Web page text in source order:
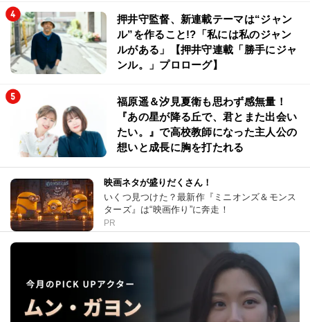
押井守監督、新連載テーマは“ジャン
ル”を作ること!?「私には私のジャン
ルがある」【押井守連載「勝手にジャ
ンル。」プロローグ】
福原遥＆汐見夏衛も思わず感無量！
『あの星が降る丘で、君とまた出会い
たい。』で高校教師になった主人公の
想いと成長に胸を打たれる
映画ネタが盛りだくさん！
いくつ見つけた？最新作『ミニオンズ＆モンス
ターズ』は“映画作り”に奔走！
PR